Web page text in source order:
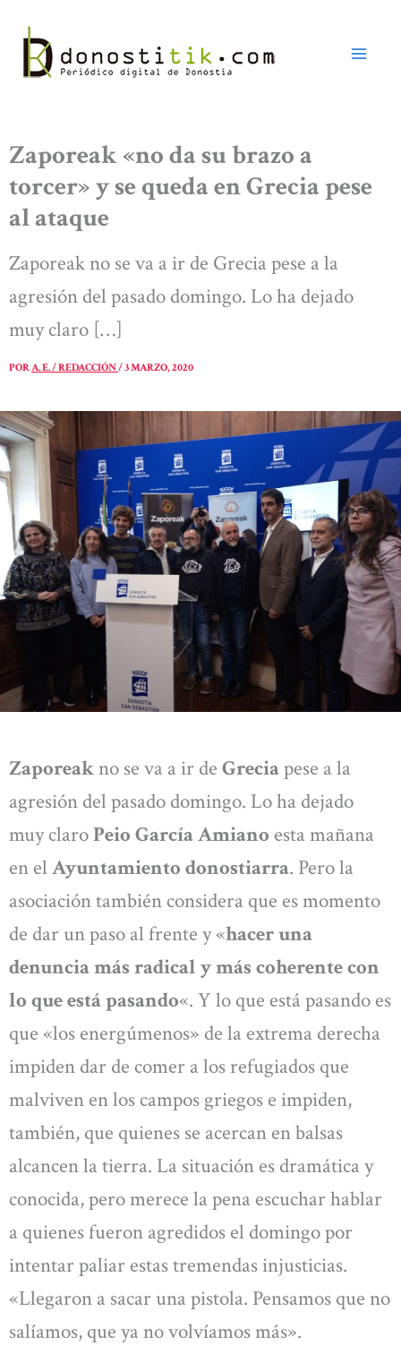
contenido
Zaporeak «no da su brazo a
torcer» y se queda en Grecia pese
al ataque
Zaporeak no se va a ir de Grecia pese a la
agresión del pasado domingo. Lo ha dejado
muy claro […]
PORA. E. / REDACCIÓN/3 MARZO, 2020
Zaporeakno se va a ir de Greciapese a la
agresión del pasado domingo. Lo ha dejado
muy claroPeio García Amiano esta mañana
en el Ayuntamiento donostiarra. Pero la
asociación también considera que es momento
de dar un paso al frente y «hacer una
denuncia más radical y más coherente con
lo que está pasando«. Y lo que está pasando es
que «los energúmenos» de la extrema derecha
impiden dar de comer a los refugiados que
malviven en los campos griegos e impiden,
también, que quienes se acercan en balsas
alcancen la tierra. La situación es dramática y
conocida, pero merece la pena escuchar hablar
a quienes fueron agredidos el domingo por
intentar paliar estas tremendas injusticias.
«Llegaron a sacar una pistola. Pensamos que no
salíamos, que ya no volvíamos más».